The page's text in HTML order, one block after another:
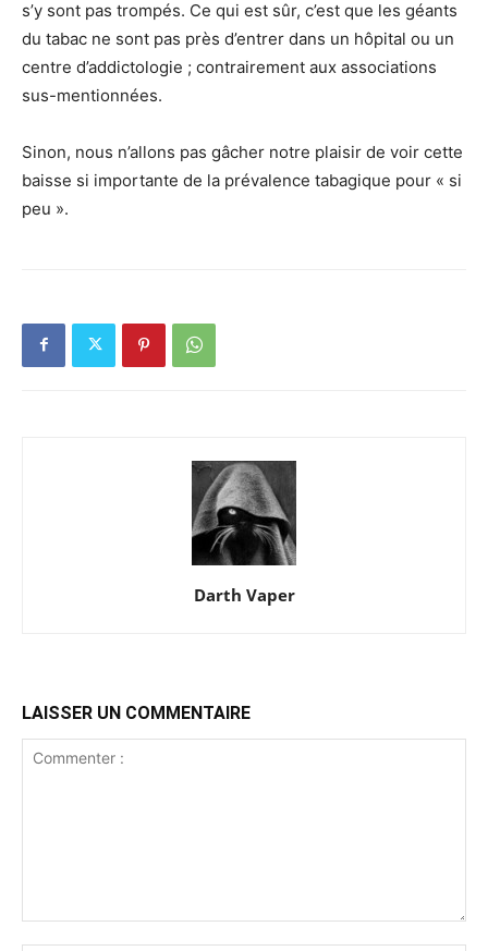
s’y sont pas trompés. Ce qui est sûr, c’est que les géants
du tabac ne sont pas près d’entrer dans un hôpital ou un
centre d’addictologie ; contrairement aux associations
sus-mentionnées.
Sinon, nous n’allons pas gâcher notre plaisir de voir cette
baisse si importante de la prévalence tabagique pour « si
peu ».
Darth Vaper
LAISSER UN COMMENTAIRE